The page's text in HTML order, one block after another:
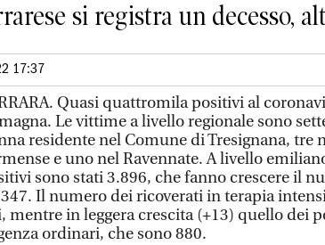
si registra un decesso,
17:37
Quasi quattromila positivi al
Le vittime a livello regionale sono
residente nel Comune di Tresignana, tre
e uno nel Ravennate. A livello
sono stati 3.896, che fanno crescere il
Il numero dei ricoverati in terapia
mentre in leggera crescita (+13) quello dei
ordinari, che sono 880.